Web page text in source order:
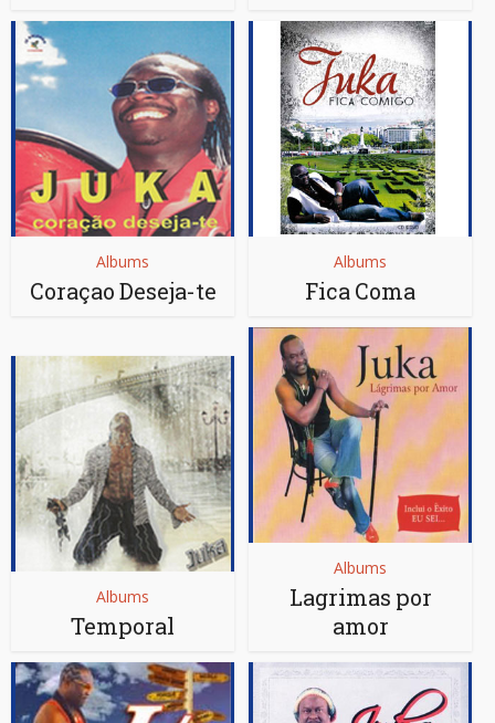
Albums
Coraçao Deseja-te
Albums
Fica Coma
Albums
Temporal
Albums
Lagrimas por
amor